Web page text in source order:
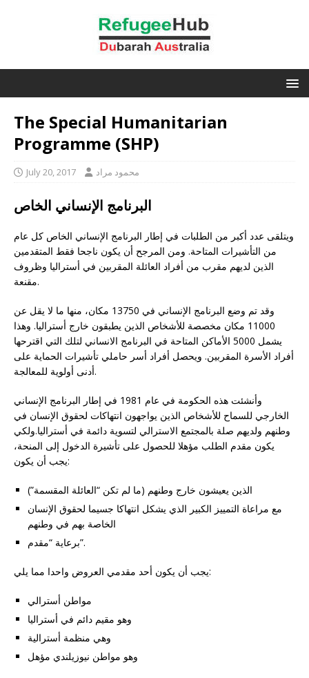
The Special Humanitarian
Programme (SHP)
July 20, 2017 محمود مراد
البرنامج الإنساني الخاص
ويتلقى عدد أكبر من الطلبات في إطار البرنامج الإنساني الخاص كل عام
من التأشيرات المتاحة. ومن المرجح أن يكون ناجحا فقط المتقدمين
الذين لديهم مقرب من أفراد العائلة المقربين في أستراليا وظروف
مقنعة.
وقد تم وضع البرنامج الإنساني في 13750 مكان، منها ما لا يقل عن
11000 مكان مخصصة للأشخاص الذين يطبقون خارج أستراليا. وهذا
يشمل 5000 الأماكن المتاحة في البرنامج الانساني لتلك التي اقترحها
أفراد الأسرة المقربين. ويحصل أفراد أسر حاملي تأشيرات الحماية على
أدنى أولوية للمعالجة.
وأنشئت هذه الحكومة في عام 1981 في إطار البرنامج الإنساني
الخارجي للسماح للأشخاص الذين يواجهون انتهاكات لحقوق الإنسان في
وطنهم ولديهم صلة بالمجتمع الاسترالي لتسوية دائمة في أستراليا.ولكي
يكون مقدم الطلب مؤهلا للحصول على تأشيرة الدخول إلى المنحة،
يجب أن يكون:
الذين يعيشون خارج وطنهم (ما لم تكن “العائلة المقسمة”)
مع مراعاة التمييز الكبير الذي يشكل انتهاكا جسيما لحقوق الإنسان
الخاصة بهم في وطنهم
برعاية “مقدم”.
يجب أن يكون أحد مقدمي العروض واحدا مما يلي:
مواطن أسترالي
وهو مقيم دائم في أستراليا
وهي منظمة أسترالية
وهو مواطن نيوزيلندي مؤهل